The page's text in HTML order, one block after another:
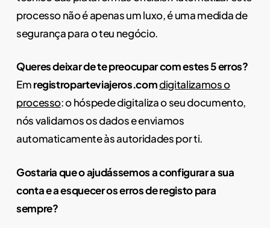
processo não é apenas um luxo, é uma medida de
segurança para o teu negócio.
Queres deixar de te preocupar com estes 5 erros?
Emregistroparteviajeros.comdigitalizamos o
processo: o hóspede digitaliza o seu documento,
nós validamos os dados e enviamos
automaticamente às autoridades por ti.
Gostaria que o ajudássemos a configurar a sua
conta e a esquecer os erros de registo para
sempre?